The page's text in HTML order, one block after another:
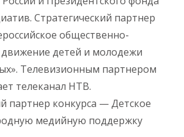
Стратегический партнер
общественно-
движение детей и молодежи
Телевизионным партнером
телеканал НТВ.
конкурса — Детское
медийную поддержку